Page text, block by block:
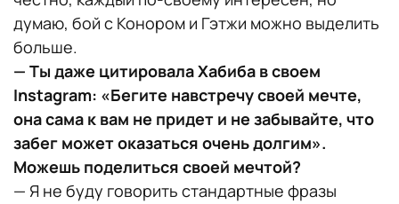
думаю, бой с Конором и Гэтжи можно выделить
больше.
— Ты даже цитировала Хабиба в своем
Instagram: «Бегите навстречу своей мечте,
она сама к вам не придет и не забывайте, что
забег может оказаться очень долгим».
Можешь поделиться своей мечтой?
— Я не буду говорить стандартные фразы